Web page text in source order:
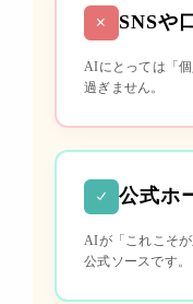
SNSや
AIにとっては「
過ぎません。
公式ホ
AIが「これこそ
公式ソースです。